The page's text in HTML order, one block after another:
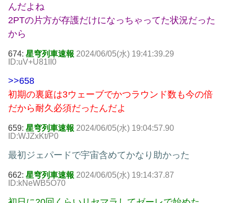
んだよね
2PTの片方が存護だけになっちゃってた状況だった
から
674: 星穹列車速報 2024/06/05(水) 19:41:39.29
ID:uV+U81II0
>>658
初期の裏庭は3ウェーブでかつラウンド数も今の倍
だから耐久必須だったんだよ
659: 星穹列車速報 2024/06/05(水) 19:04:57.90
ID:WJZxKt/P0
最初ジェパードで宇宙含めてかなり助かった
662: 星穹列車速報 2024/06/05(水) 19:14:37.87
ID:kNeWB5O70